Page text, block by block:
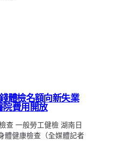
體檢名額向新失業
費用開放
查 一般勞工健檢 湖南日
體健康檢查（全媒體記者